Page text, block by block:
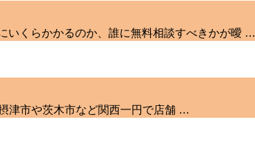
いくらかかるのか、誰に無料相談すべきかが曖 …
津市や茨木市など関西一円で店舗 …